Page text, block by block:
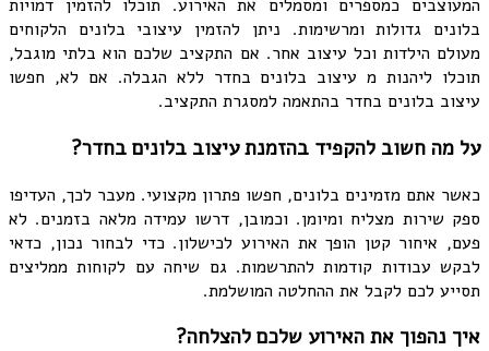
המעוצבים כמספרים ומסמלים את האירוע. תוכלו להזמין דמויות
בלונים גדולות ומרשימות. ניתן להזמין עיצובי בלונים הלקוחים
מעולם הילדות וכל עיצוב אחר. אם התקציב שלכם הוא בלתי מוגבל,
תוכלו ליהנות מ עיצוב בלונים בחדר ללא הגבלה. אם לא, חפשו
עיצוב בלונים בחדר בהתאמה למסגרת התקציב.
על מה חשוב להקפיד בהזמנת עיצוב בלונים בחדר?
כאשר אתם מזמינים בלונים, חפשו פתרון מקצועי. מעבר לכך, העדיפו
ספק שירות מצליח ומיומן. וכמובן, דרשו עמידה מלאה בזמנים. לא
פעם, איחור קטן הופך את האירוע לכישלון. כדי לבחור נכון, כדאי
לבקש עבודות קודמות להתרשמות. גם שיחה עם לקוחות ממליצים
תסייע לכם לקבל את ההחלטה המושלמת.
איך נהפוך את האירוע שלכם להצלחה?